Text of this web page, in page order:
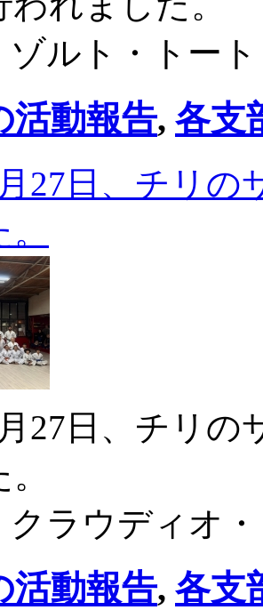
ルト・トート
活動報告, 各支
27日、チリ
27日、チリ
クラウディオ
活動報告, 各支